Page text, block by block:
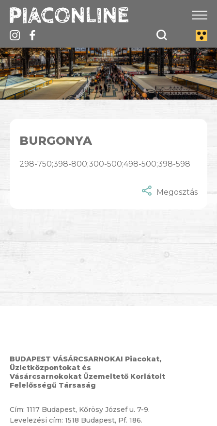
BURGONYA
298-750;398-800;300-500;498-500;398-598
Megosztás
BUDAPEST VÁSÁRCSARNOKAI Piacokat,
Üzletközpontokat és
Vásárcsarnokokat Üzemeltető Korlátolt
Felelősségű Társaság
Cím: 1117 Budapest, Kőrösy József u. 7-9.
Levelezési cím: 1518 Budapest, Pf. 186.